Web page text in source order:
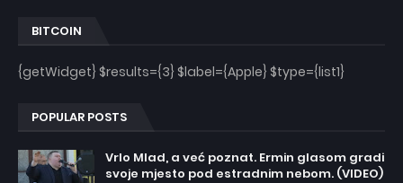
BITCOIN
{getWidget} $results={3} $label={Apple} $type={list1}
POPULAR POSTS
Vrlo Mlad, a već poznat. Ermin glasom gradi
svoje mjesto pod estradnim nebom. (VIDEO)